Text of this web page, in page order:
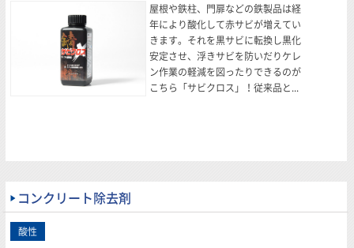
屋根や鉄柱、門扉などの鉄製品は経
年により酸化して赤サビが増えてい
きます。それを黒サビに転換し黒化
安定させ、浮きサビを防いだりケレ
ン作業の軽減を図ったりできるのが
こちら「サビクロス」！従来品と...
コンクリート除去剤